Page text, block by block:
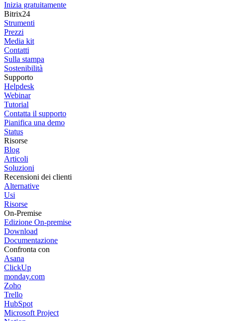
Inizia gratuitamente
Bitrix24
Strumenti
Prezzi
Media kit
Contatti
Sulla stampa
Sostenibilità
Supporto
Helpdesk
Webinar
Tutorial
Contatta il supporto
Pianifica una demo
Status
Risorse
Blog
Articoli
Soluzioni
Recensioni dei clienti
Alternative
Usi
Risorse
On-Premise
Edizione On-premise
Download
Documentazione
Confronta con
Asana
ClickUp
monday.com
Zoho
Trello
HubSpot
Microsoft Project